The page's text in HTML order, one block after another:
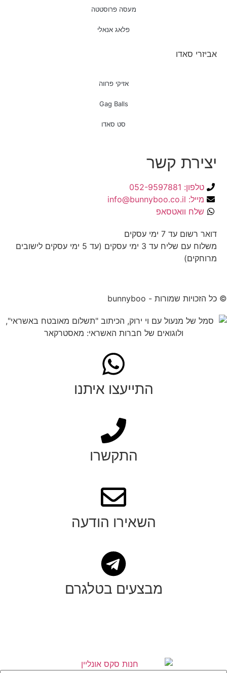
מעסה פרוסטטה
פלאג אנאלי
אביזרי סאדו
אזיקי פרווה
Gag Balls
סט סאדו
יצירת קשר
טלפון: 052-9597881
מייל: info@bunnyboo.co.il
שלח וואטסאפ
דואר רשום עד 7 ימי עסקים
משלוח עם שליח עד 3 ימי עסקים (עד 5 ימי עסקים לישובים
מרוחקים)
© כל הזכויות שמורות - bunnyboo
התייעצו איתנו
התקשרו
השאירו הודעה
מבצעים בטלגרם